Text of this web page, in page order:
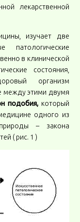
лекарственной
изучает две
патологические
в клинической
состояния,
организм
между этими двумя
подобия,который
одного из
– закона
( рис. 1 )